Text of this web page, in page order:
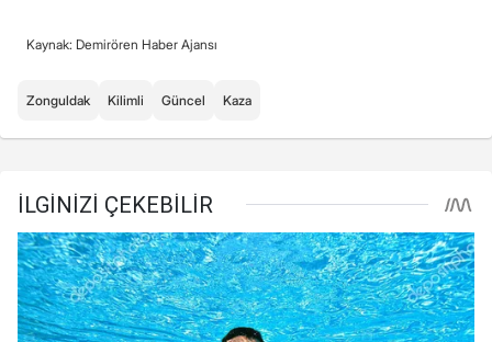
Kaynak: Demirören Haber Ajansı
Zonguldak Kilimli Güncel Kaza